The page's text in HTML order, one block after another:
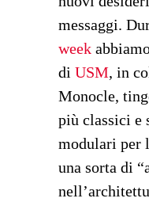
messaggi.
week
di USM, in
Monocle,
più classici e
modulari per
una sorta di